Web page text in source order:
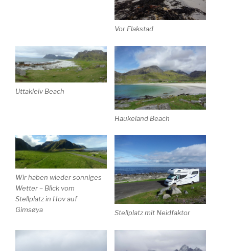
Vor Flakstad
Uttakleiv Beach
Haukeland Beach
Wir haben wieder sonniges
Wetter – Blick vom
Stellplatz in Hov auf
Gimsøya
Stellplatz mit Neidfaktor